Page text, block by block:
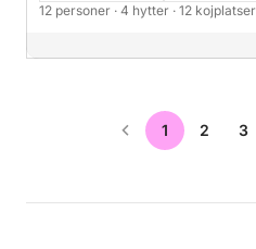
12 personer · 4 hytter · 12 kojplatser
1 2 3